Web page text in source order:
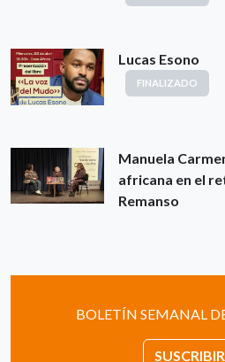
Lucas Esono
FINALIZADO
Manuela
africana en el
Remanso
BOLETÍN SEMANAL